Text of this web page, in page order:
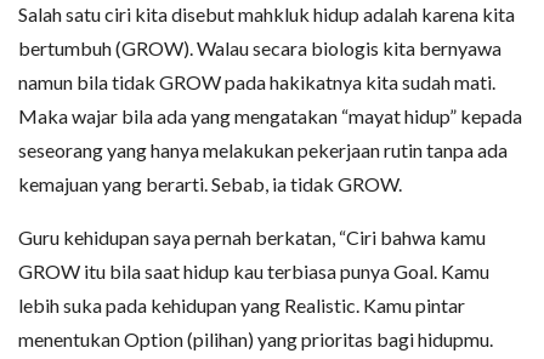
Salah satu ciri kita disebut mahkluk hidup adalah karena kita
bertumbuh (GROW). Walau secara biologis kita bernyawa
namun bila tidak GROW pada hakikatnya kita sudah mati.
Maka wajar bila ada yang mengatakan “mayat hidup” kepada
seseorang yang hanya melakukan pekerjaan rutin tanpa ada
kemajuan yang berarti. Sebab, ia tidak GROW.
Guru kehidupan saya pernah berkatan, “Ciri bahwa kamu
GROW itu bila saat hidup kau terbiasa punya Goal. Kamu
lebih suka pada kehidupan yang Realistic. Kamu pintar
menentukan Option (pilihan) yang prioritas bagi hidupmu.